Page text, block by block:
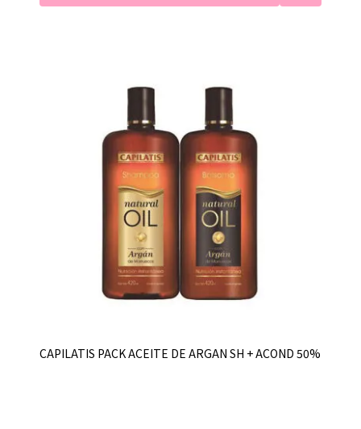
CAPILATIS PACK ACEITE DE ARGAN SH + ACOND 50%